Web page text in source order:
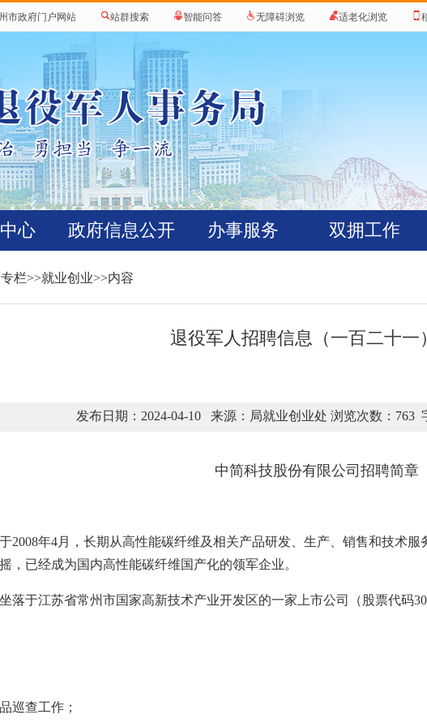
市政府门户网站 站群搜索 智能问答 无障碍浏览 适老化浏览
心 政府信息公开 办事服务 双拥工作
栏>>就业创业>>内容
退役军人招聘信息（一百二十一）
发布日期：2024-04-10 来源：局就业创业处 浏览次数： 763
中简科技股份有限公司招聘简章
2008年4月，长期从高性能碳纤维及相关产品研发、生产、销售和技术
，已经成为国内高性能碳纤维国产化的领军企业。
落于江苏省常州市国家高新技术产业开发区的一家上市公司（股票代码
巡查工作；